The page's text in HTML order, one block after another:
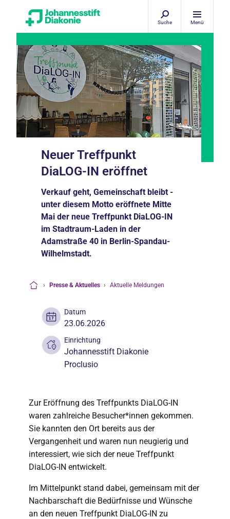
Suche Menü
Neuer Treffpunkt
DiaLOG-IN eröffnet
Verkauf geht, Gemeinschaft bleibt -
unter diesem Motto eröffnete Mitte
Mai der neue Treffpunkt DiaLOG-IN
im Stadtraum-Laden in der
Adamstraße 40 in Berlin-Spandau-
Wilhelmstadt.
› Presse & Aktuelles › Aktuelle Meldungen
Datum
23.06.2026
Einrichtung
Johannesstift Diakonie
Proclusio
Zur Eröffnung des Treffpunkts DiaLOG-IN
waren zahlreiche Besucher*innen gekommen.
Sie kannten den Ort bereits aus der
Vergangenheit und waren nun neugierig und
interessiert, wie sich der neue Treffpunkt
DiaLOG-IN entwickelt.
Im Mittelpunkt stand dabei, gemeinsam mit der
Nachbarschaft die Bedürfnisse und Wünsche
an den neuen Treffpunkt DiaLOG-IN zu